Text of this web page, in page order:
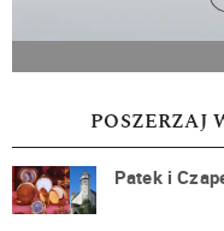
POSZERZAJ
Patek i